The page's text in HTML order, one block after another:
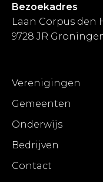
Bezoekadres
Laan Corpus den
9728 JR
Verenigingen
Gemeenten
Onderwijs
Bedrijven
Contact